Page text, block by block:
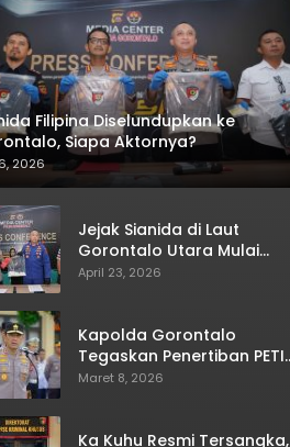
Filipina Diselundupkan ke
Siapa Aktornya?
2026
Jejak Sianida di Laut
Gorontalo Utara Mulai
Terkuak
April 23, 2026
Kapolda Gorontalo
Tegaskan Penertiban PETI
Terus Berjalan
Maret 8, 2026
Ka Kuhu Resmi Tersangka,